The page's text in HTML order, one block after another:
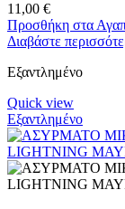
11,00 €
Προσθήκη στα
Διαβάστε
Εξαντλημένο
Quick view
Εξαντλημένο